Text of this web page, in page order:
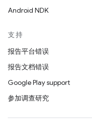
Android NDK
支持
报告平台错误
报告文档错误
Google Play support
参加调查研究